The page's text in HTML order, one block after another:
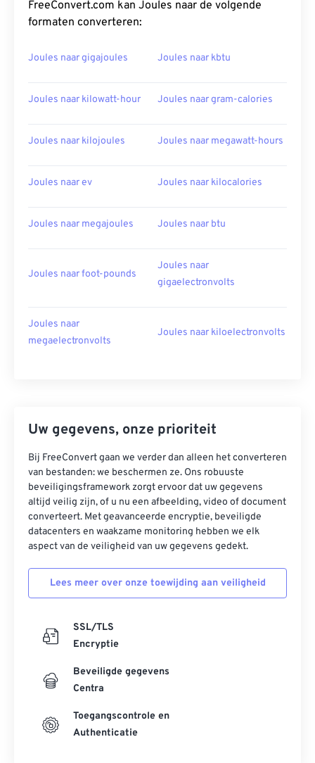
FreeConvert.com kan Joules naar de volgende
formaten converteren:
Joules naar gigajoules Joules naar kbtu
Joules naar kilowatt-hour Joules naar gram-calories
Joules naar kilojoules Joules naar megawatt-hours
Joules naar ev Joules naar kilocalories
Joules naar megajoules Joules naar btu
Joules naar foot-pounds
Joules naar
gigaelectronvolts
Joules naar
megaelectronvolts
Joules naar kiloelectronvolts
Uw gegevens, onze prioriteit
Bij FreeConvert gaan we verder dan alleen het converteren
van bestanden: we beschermen ze. Ons robuuste
beveiligingsframework zorgt ervoor dat uw gegevens
altijd veilig zijn, of u nu een afbeelding, video of document
converteert. Met geavanceerde encryptie, beveiligde
datacenters en waakzame monitoring hebben we elk
aspect van de veiligheid van uw gegevens gedekt.
Lees meer over onze toewijding aan veiligheid
SSL/TLS
Encryptie
Beveiligde gegevens
Centra
Toegangscontrole en
Authenticatie